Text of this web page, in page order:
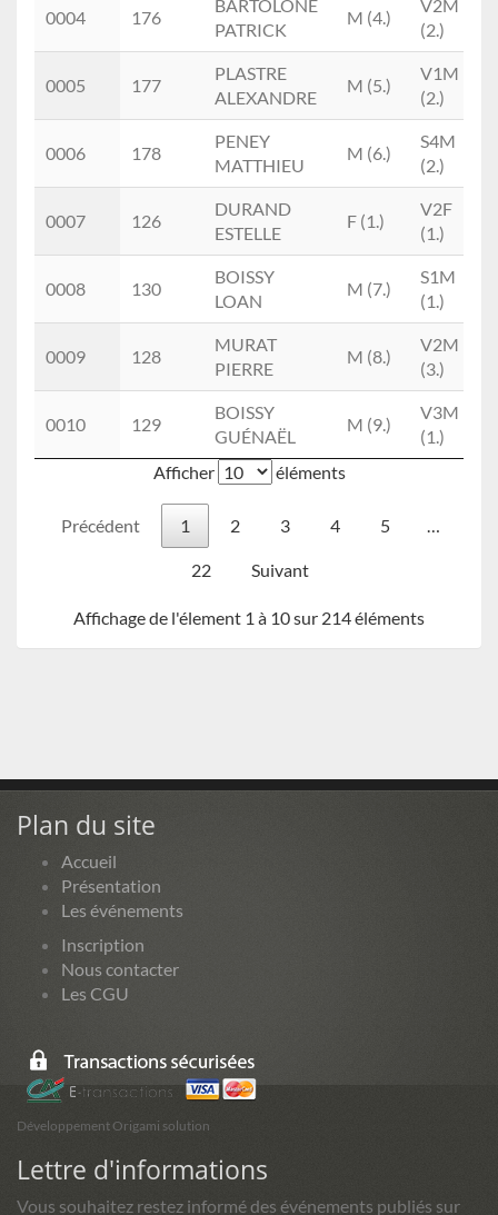
0004 176
BARTOLONE
PATRICK
M (4.)
V2M
(2.)
0005 177
PLASTRE
ALEXANDRE
M (5.)
V1M
(2.)
0006 178
PENEY
MATTHIEU
M (6.)
S4M
(2.)
0007 126
DURAND
ESTELLE
F (1.)
V2F
(1.)
0008 130
BOISSY
LOAN
M (7.)
S1M
(1.)
0009 128
MURAT
PIERRE
M (8.)
V2M
(3.)
0010 129
BOISSY
GUÉNAËL
M (9.)
V3M
(1.)
Afficher
éléments
Précédent 1 2 3 4 5 …
22 Suivant
Affichage de l'élement 1 à 10 sur 214 éléments
Plan du site
Accueil
Présentation
Les événements
Inscription
Nous contacter
Les CGU
Développement Origami solution
Lettre d'informations
Vous souhaitez restez informé des événements publiés sur